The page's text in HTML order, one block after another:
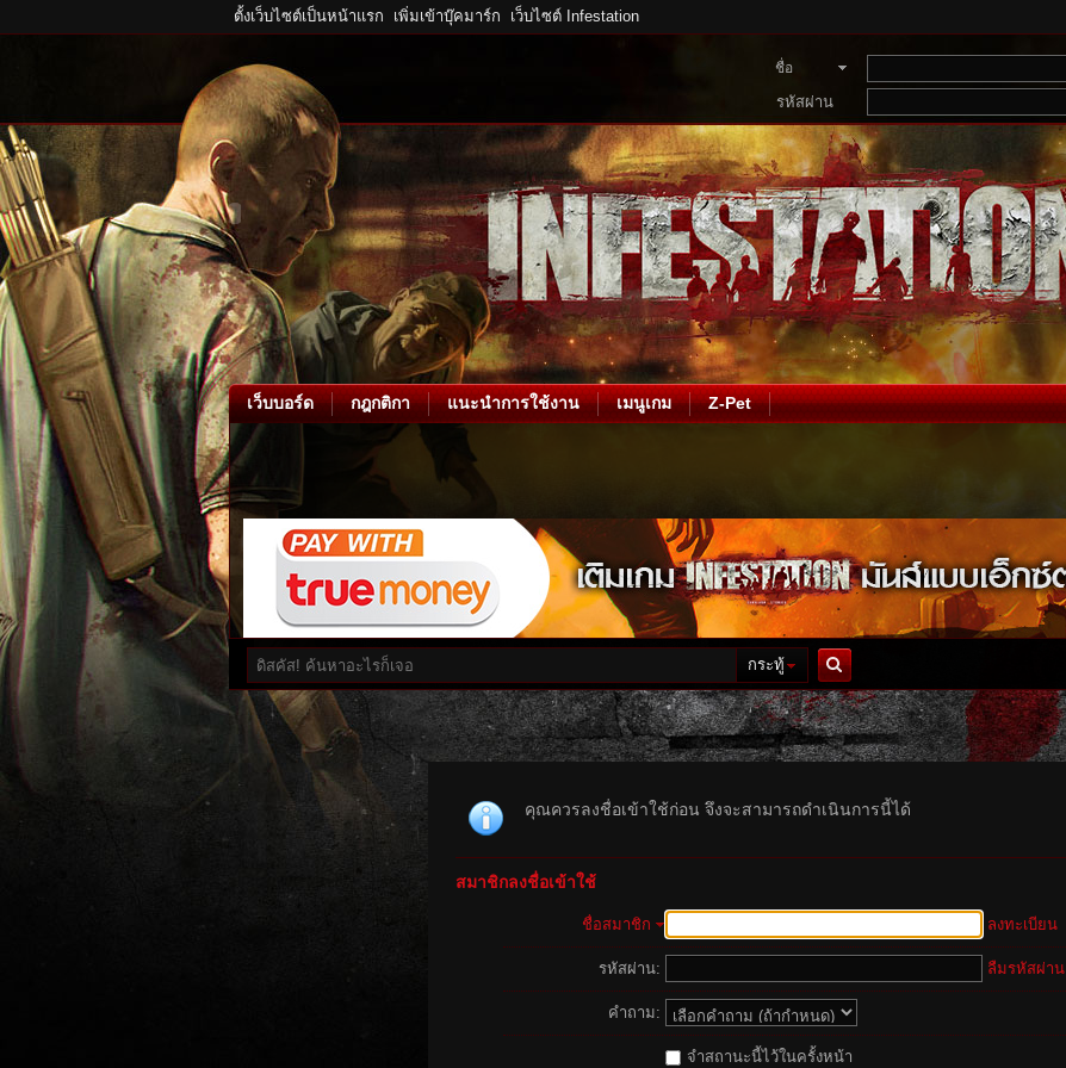
ตั้งเว็บไซต์เป็นหน้าแรก เพิ่มเข้าบุ๊คมาร์ก เว็บไซต์ Infestation
ชื่อ
สมาชิก
รหัสผ่าน
เว็บบอร์ด กฎกติกา แนะนำการใช้งาน เมนูเกม Z-Pet
กระทู้
ค้นหา
คุณควรลงชื่อเข้าใช้ก่อน จึงจะสามารถดำเนินการนี้ได้
สมาชิกลงชื่อเข้าใช้
ชื่อสมาชิก ลงทะเบียน
รหัสผ่าน: ลืมรหัสผ่าน
คำถาม:
จำสถานะนี้ไว้ในครั้งหน้า